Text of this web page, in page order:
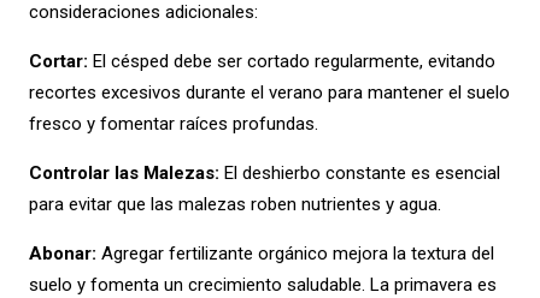
consideraciones adicionales:
Cortar: El césped debe ser cortado regularmente, evitando
recortes excesivos durante el verano para mantener el suelo
fresco y fomentar raíces profundas.
Controlar las Malezas: El deshierbo constante es esencial
para evitar que las malezas roben nutrientes y agua.
Abonar: Agregar fertilizante orgánico mejora la textura del
suelo y fomenta un crecimiento saludable. La primavera es